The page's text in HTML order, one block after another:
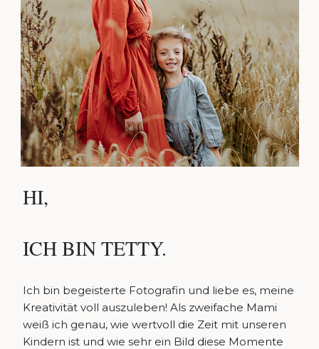
HI,
ICH BIN TETTY.
Ich bin begeisterte Fotografin und liebe es, meine
Kreativität voll auszuleben! Als zweifache Mami
weiß ich genau, wie wertvoll die Zeit mit unseren
Kindern ist und wie sehr ein Bild diese Momente